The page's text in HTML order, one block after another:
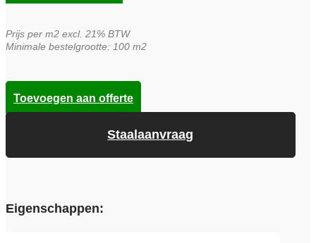
€32,95.
€26,95.
Prijs per m2 excl. 21% BTW
Minimale bestelgrootte: 100 m2
Staalaanvraag
Toevoegen aan offerte
Eigenschappen: